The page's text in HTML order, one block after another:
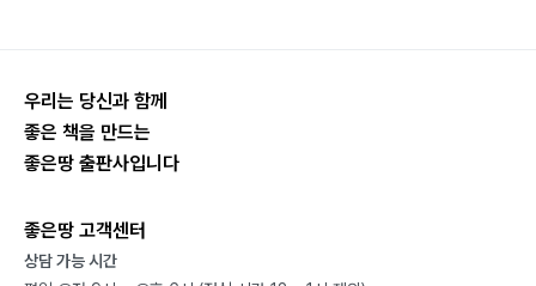
우리는 당신과 함께
좋은 책을 만드는
좋은땅 출판사입니다
좋은땅 고객센터
상담 가능 시간